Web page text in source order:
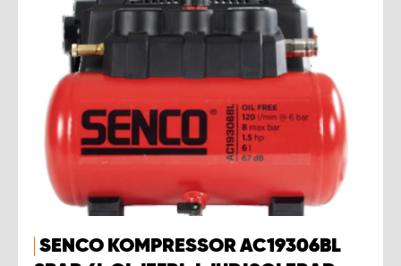
SENCO KOMPRESSOR AC19306BL
WORK SYSTEM STAFFANSTORP
WORK SYSTEM STOCKHOLM NORR
WORK SYSTEM STOCKHOLM SYD
WORK SYSTEM SUNDSVALL
WORK SYSTEM TRESTAD
WORK SYSTEM UMEÅ